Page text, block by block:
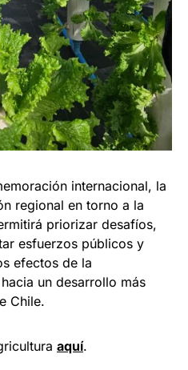
internacional, la
regional en torno a la
priorizar desafíos,
esfuerzos públicos y
efectos de la
un desarrollo más
Chile.
aquí.